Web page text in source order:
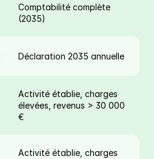
Comptabilité complète
(2035)
Déclaration 2035 annuelle
Activité établie, charges
élevées, revenus > 30 000
€
Activité établie, charges